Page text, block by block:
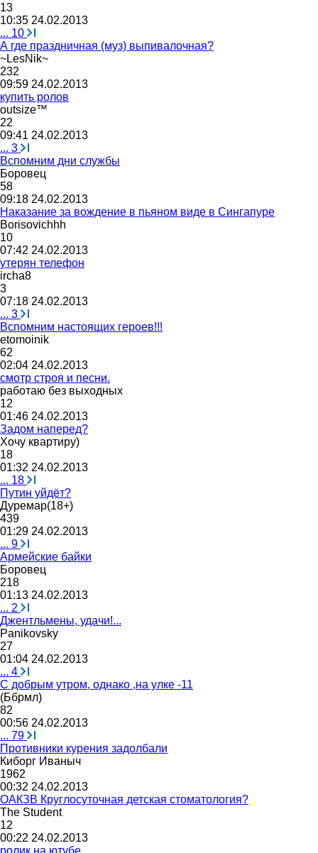
13
10:35 24.02.2013
... 10
А где праздничная (муз) выпивалочная?
~LesNik~
232
09:59 24.02.2013
купить ролов
outsize™
22
09:41 24.02.2013
... 3
Вспомним дни службы
Боровец
58
09:18 24.02.2013
Наказание за вождение в пьяном виде в Сингапуре
Borisovichhh
10
07:42 24.02.2013
утерян телефон
ircha8
3
07:18 24.02.2013
... 3
Вспомним настоящих героев!!!
etomoinik
62
02:04 24.02.2013
смотр строя и песни.
работаю без выходных
12
01:46 24.02.2013
Задом наперед?
Хочу квартиру)
18
01:32 24.02.2013
... 18
Путин уйдёт?
Дуремар(18+)
439
01:29 24.02.2013
... 9
Армейские байки
Боровец
218
01:13 24.02.2013
... 2
Джентльмены, удачи!...
Panikovsky
27
01:04 24.02.2013
... 4
С добрым утром, однако ,на улке -11
(Ббрмл)
82
00:56 24.02.2013
... 79
Противники курения задолбали
Киборг Иваныч
1962
00:32 24.02.2013
ОАКЗВ Круглосуточная детская стоматология?
The Student
12
00:22 24.02.2013
ролик на ютубе